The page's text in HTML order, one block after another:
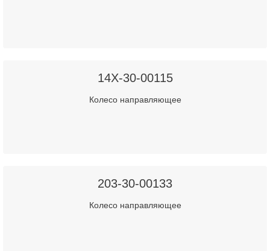
14X-30-00115
Колесо направляющее
203-30-00133
Колесо направляющее